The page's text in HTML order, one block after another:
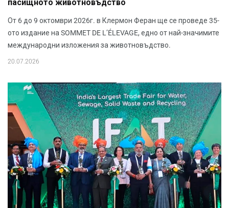
пасищното животновъдство
От 6 до 9 октомври 2026г. в Клермон Феран ще се проведе 35-
ото издание на SOMMET DE L’ÉLEVAGE, едно от най-значимите
международни изложения за животновъдство.
20.07.2026